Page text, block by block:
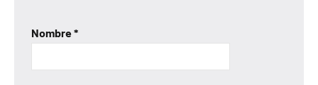
Nombre*